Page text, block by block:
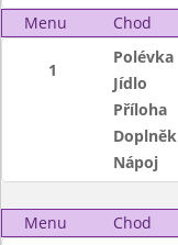
Menu
Chod
1
Polévka
Jídlo
Příloha
Doplněk
Nápoj
Menu Chod